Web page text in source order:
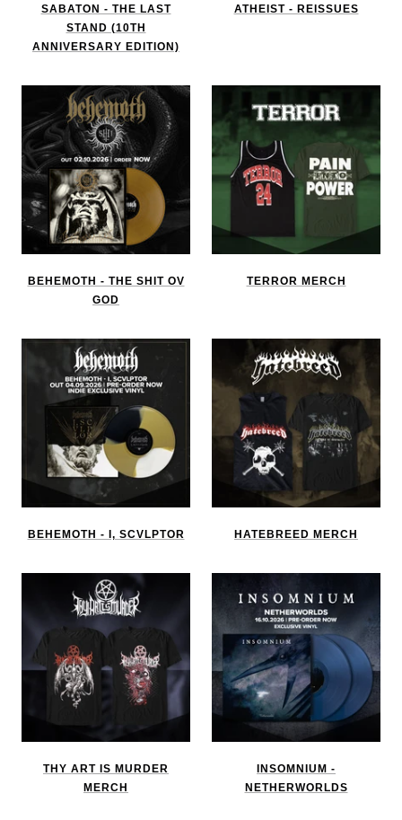
SABATON - THE LAST
STAND (10TH
ANNIVERSARY EDITION)
ATHEIST - REISSUES
BEHEMOTH - THE SHIT OV
GOD
TERROR MERCH
BEHEMOTH - I, SCVLPTOR HATEBREED MERCH
THY ART IS MURDER
MERCH
INSOMNIUM -
NETHERWORLDS